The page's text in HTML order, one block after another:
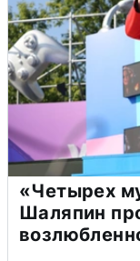
«Четырех
Шаляпин